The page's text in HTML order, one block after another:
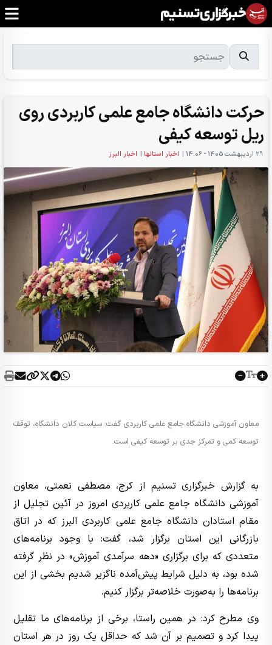
حرکت دانشگاه جامع علمی کاربردی روی
ریل توسعه کیفی
29 ارديبهشت 1405 - 14:06 | اخبار استانها | اخبار البرز
معاون آموزشی دانشگاه جامع علمی کاربردی گفت: سیاست کلان دانشگاه، توقف
توسعه کمی و تمرکز جدی بر توسعه کیفی است.
به گزارش خبرگزاری تسنیم از کرج، مصطفی نعمتی، معاون
آموزشی دانشگاه جامع علمی کاربردی امروز در آئین تجلیل از
مقام استادان دانشگاه جامع علمی کاربردی البرز که در اتاق
بازرگانی این استان برگزار شد، گفت: با وجود برنامه‌های
متعددی که برای برگزاری «دهه سرآمدی آموزش» در نظر گرفته
شده بود، به دلیل شرایط پیش‌آمده ناگزیر شدیم بخشی از این
برنامه‌ها را به‌صورت خلاصه‌تر برگزار کنیم.
وی مطرح کرد: در همین راستا، برخی از برنامه‌های ما تقلیل
پیدا کرد و تصمیم بر آن شد که حداقل یک روز در هر استان